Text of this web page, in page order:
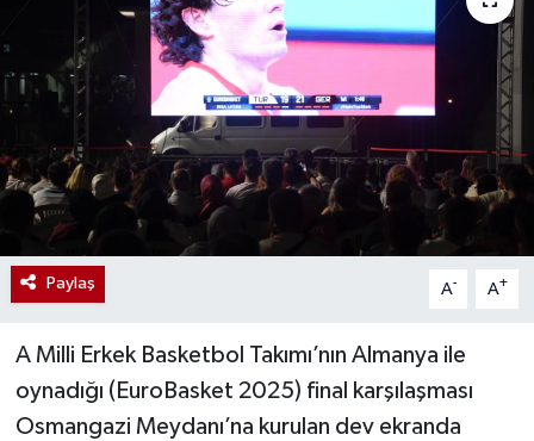
Paylaş A- A+
A Milli Erkek Basketbol Takımı’nın Almanya ile
oynadığı (EuroBasket 2025) final karşılaşması
Osmangazi Meydanı’na kurulan dev ekranda